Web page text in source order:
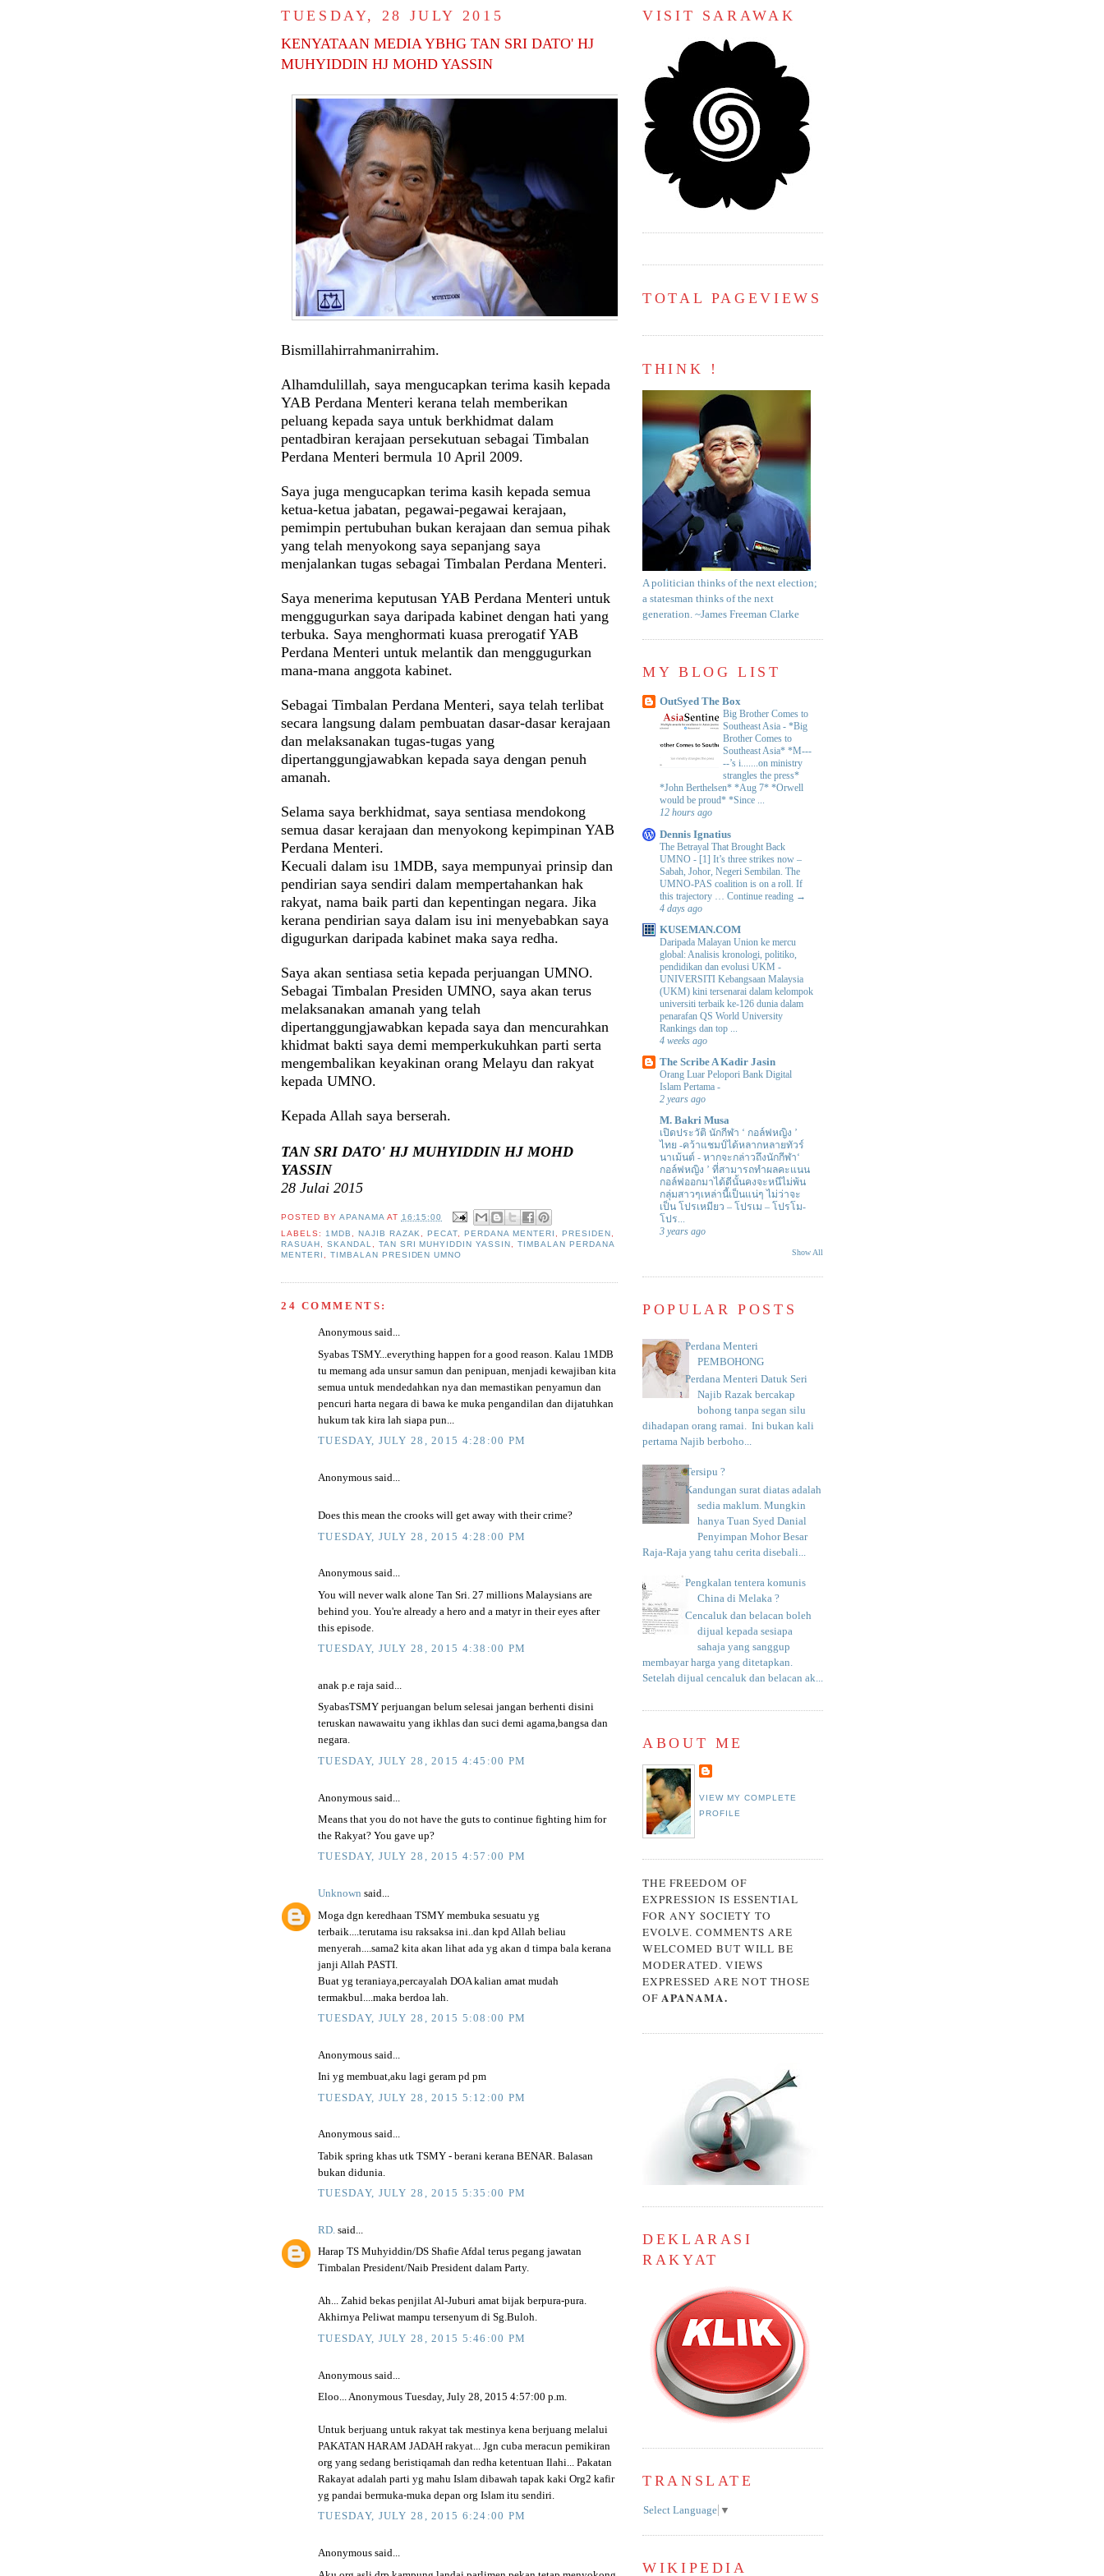
TUESDAY, 28 JULY 2015
KENYATAAN MEDIA YBHG TAN SRI DATO' HJ
MUHYIDDIN HJ MOHD YASSIN
Bismillahirrahmanirrahim.
Alhamdulillah, saya mengucapkan terima kasih kepada
YAB Perdana Menteri kerana telah memberikan
peluang kepada saya untuk berkhidmat dalam
pentadbiran kerajaan persekutuan sebagai Timbalan
Perdana Menteri bermula 10 April 2009.
Saya juga mengucapkan terima kasih kepada semua
ketua-ketua jabatan, pegawai-pegawai kerajaan,
pemimpin pertubuhan bukan kerajaan dan semua pihak
yang telah menyokong saya sepanjang saya
menjalankan tugas sebagai Timbalan Perdana Menteri.
Saya menerima keputusan YAB Perdana Menteri untuk
menggugurkan saya daripada kabinet dengan hati yang
terbuka. Saya menghormati kuasa prerogatif YAB
Perdana Menteri untuk melantik dan menggugurkan
mana-mana anggota kabinet.
Sebagai Timbalan Perdana Menteri, saya telah terlibat
secara langsung dalam pembuatan dasar-dasar kerajaan
dan melaksanakan tugas-tugas yang
dipertanggungjawabkan kepada saya dengan penuh
amanah.
Selama saya berkhidmat, saya sentiasa mendokong
semua dasar kerajaan dan menyokong kepimpinan YAB
Perdana Menteri.
Kecuali dalam isu 1MDB, saya mempunyai prinsip dan
pendirian saya sendiri dalam mempertahankan hak
rakyat, nama baik parti dan kepentingan negara. Jika
kerana pendirian saya dalam isu ini menyebabkan saya
digugurkan daripada kabinet maka saya redha.
Saya akan sentiasa setia kepada perjuangan UMNO.
Sebagai Timbalan Presiden UMNO, saya akan terus
melaksanakan amanah yang telah
dipertanggungjawabkan kepada saya dan mencurahkan
khidmat bakti saya demi memperkukuhkan parti serta
mengembalikan keyakinan orang Melayu dan rakyat
kepada UMNO.
Kepada Allah saya berserah.
TAN SRI DATO' HJ MUHYIDDIN HJ MOHD
YASSIN
28 Julai 2015
POSTED BY APANAMA AT 16:15:00
LABELS: 1MDB , NAJIB RAZAK, PECAT, PERDANA MENTERI , PRESIDEN ,
RASUAH , SKANDAL, TAN SRI MUHYIDDIN YASSIN ,TIMBALAN PERDANA
MENTERI , TIMBALAN PRESIDEN UMNO
24 COMMENTS:
Anonymous said...
Syabas TSMY...everything happen for a good reason. Kalau 1MDB
tu memang ada unsur samun dan penipuan, menjadi kewajiban kita
semua untuk mendedahkan nya dan memastikan penyamun dan
pencuri harta negara di bawa ke muka pengandilan dan dijatuhkan
hukum tak kira lah siapa pun...
TUESDAY, JULY 28, 2015 4:28:00 PM
Anonymous said...
Does this mean the crooks will get away with their crime?
TUESDAY, JULY 28, 2015 4:28:00 PM
Anonymous said...
You will never walk alone Tan Sri. 27 millions Malaysians are
behind you. You're already a hero and a matyr in their eyes after
this episode.
TUESDAY, JULY 28, 2015 4:38:00 PM
anak p.e raja said...
SyabasTSMY perjuangan belum selesai jangan berhenti disini
teruskan nawawaitu yang ikhlas dan suci demi agama,bangsa dan
negara.
TUESDAY, JULY 28, 2015 4:45:00 PM
Anonymous said...
Means that you do not have the guts to continue fighting him for
the Rakyat? You gave up?
TUESDAY, JULY 28, 2015 4:57:00 PM
Unknown said...
Moga dgn keredhaan TSMY membuka sesuatu yg
terbaik....terutama isu raksaksa ini..dan kpd Allah beliau
menyerah....sama2 kita akan lihat ada yg akan d timpa bala kerana
janji Allah PASTI.
Buat yg teraniaya,percayalah DOA kalian amat mudah
termakbul....maka berdoa lah.
TUESDAY, JULY 28, 2015 5:08:00 PM
Anonymous said...
Ini yg membuat,aku lagi geram pd pm
TUESDAY, JULY 28, 2015 5:12:00 PM
Anonymous said...
Tabik spring khas utk TSMY - berani kerana BENAR. Balasan
bukan didunia.
TUESDAY, JULY 28, 2015 5:35:00 PM
RD. said...
Harap TS Muhyiddin/DS Shafie Afdal terus pegang jawatan
Timbalan President/Naib President dalam Party.
Ah... Zahid bekas penjilat Al-Juburi amat bijak berpura-pura.
Akhirnya Peliwat mampu tersenyum di Sg.Buloh.
TUESDAY, JULY 28, 2015 5:46:00 PM
Anonymous said...
Eloo... Anonymous Tuesday, July 28, 2015 4:57:00 p.m.
Untuk berjuang untuk rakyat tak mestinya kena berjuang melalui
PAKATAN HARAM JADAH rakyat... Jgn cuba meracun pemikiran
org yang sedang beristiqamah dan redha ketentuan Ilahi... Pakatan
Rakayat adalah parti yg mahu Islam dibawah tapak kaki Org2 kafir
yg pandai bermuka-muka depan org Islam itu sendiri.
TUESDAY, JULY 28, 2015 6:24:00 PM
Anonymous said...
VISIT SARAWAK
TOTAL PAGEVIEWS
THINK !
A politician thinks of the next election;
a statesman thinks of the next
generation. ~James Freeman Clarke
MY BLOG LIST
OutSyed The Box
Big Brother Comes to
Southeast Asia - *Big
Brother Comes to
Southeast Asia* *M---
--’s i.......on ministry
strangles the press*
*John Berthelsen* *Aug 7* *Orwell
would be proud* *Since ...
12 hours ago
Dennis Ignatius
The Betrayal That Brought Back
UMNO - [1] It’s three strikes now –
Sabah, Johor, Negeri Sembilan. The
UMNO-PAS coalition is on a roll. If
this trajectory … Continue reading →
4 days ago
KUSEMAN.COM
Daripada Malayan Union ke mercu
global: Analisis kronologi, politiko,
pendidikan dan evolusi UKM -
UNIVERSITI Kebangsaan Malaysia
(UKM) kini tersenarai dalam kelompok
universiti terbaik ke-126 dunia dalam
penarafan QS World University
Rankings dan top ...
4 weeks ago
The Scribe A Kadir Jasin
Orang Luar Pelopori Bank Digital
Islam Pertama -
2 years ago
M. Bakri Musa
เปิดประวัติ นักกีฬา ‘ กอล์ฟหญิง ’
ไทย -คว้าแชมป์ได้หลากหลายทัวร์
นาเม้นต์ - หากจะกล่าวถึงนักกีฬา‘
กอล์ฟหญิง ’ ที่สามารถทำผลคะแนน
กอล์ฟออกมาได้ดีนั้นคงจะหนีไม่พ้น
กลุ่มสาวๆเหล่านี้เป็นแน่ๆ ไม่ว่าจะ
เป็น โปรเหมียว – โปรเม – โปรโม-
โปร...
3 years ago
Show All
POPULAR POSTS
Perdana Menteri
PEMBOHONG
Perdana Menteri Datuk Seri
Najib Razak bercakap
bohong tanpa segan silu
dihadapan orang ramai. Ini bukan kali
pertama Najib berboho...
Tersipu ?
Kandungan surat diatas adalah
sedia maklum. Mungkin
hanya Tuan Syed Danial
Penyimpan Mohor Besar
Raja-Raja yang tahu cerita disebali...
Pengkalan tentera komunis
China di Melaka ?
Cencaluk dan belacan boleh
dijual kepada sesiapa
sahaja yang sanggup
membayar harga yang ditetapkan.
Setelah dijual cencaluk dan belacan ak...
ABOUT ME
VIEW MY COMPLETE
PROFILE
THE FREEDOM OF
EXPRESSION IS ESSENTIAL
FOR ANY SOCIETY TO
EVOLVE. COMMENTS ARE
WELCOMED BUT WILL BE
MODERATED. VIEWS
EXPRESSED ARE NOT THOSE
OF APANAMA.
DEKLARASI
RAKYAT
TRANSLATE
Select Language ▼
WIKIPEDIA